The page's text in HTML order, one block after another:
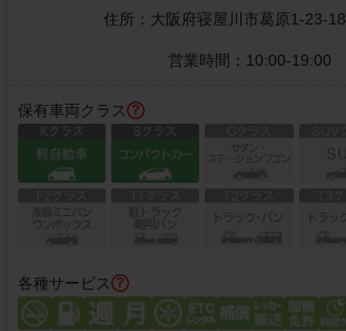
住所： 大阪府寝屋川市葛原1-23-18
営業時間： 10:00-19:00
保有車両クラス
各種サービス